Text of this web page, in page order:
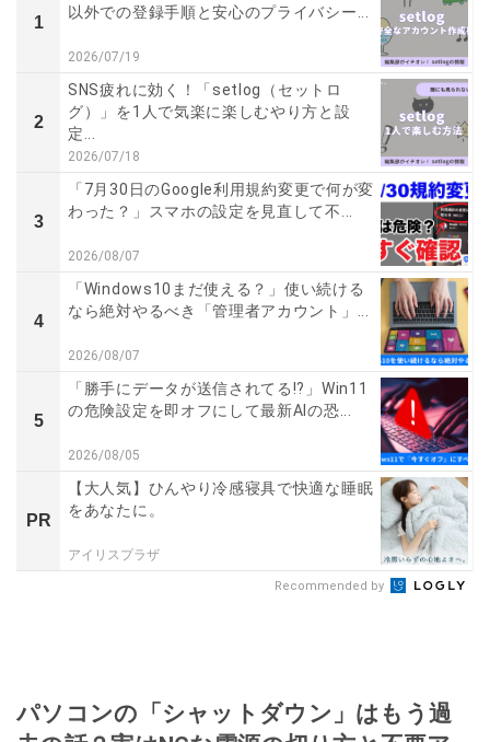
1
以外での登録手順と安心のプライバシー...
2026/07/19
2
SNS疲れに効く！「setlog（セットロ
グ）」を1人で気楽に楽しむやり方と設
定...
2026/07/18
3
「7月30日のGoogle利用規約変更で何が変
わった？」スマホの設定を見直して不...
2026/08/07
4
「Windows10まだ使える？」使い続ける
なら絶対やるべき「管理者アカウント」...
2026/08/07
5
「勝手にデータが送信されてる!?」Win11
の危険設定を即オフにして最新AIの恐...
2026/08/05
PR
【大人気】ひんやり冷感寝具で快適な睡眠
をあなたに。
アイリスプラザ
Recommended by
パソコンの「シャットダウン」はもう過